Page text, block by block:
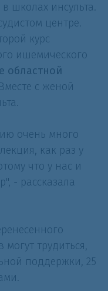
школах инсульта.
центре.
курс
ишемического
областной
с женой
очень много
как раз у
что у нас и
- рассказала
трудиться,
поддержки, 25